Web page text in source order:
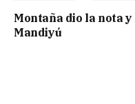
Montaña dio la nota
Mandiyú